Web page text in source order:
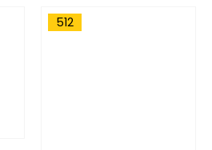
512